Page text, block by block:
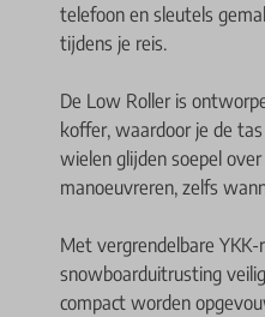
telefoon en sleutels
tijdens je reis.
De Low Roller is
koffer, waardoor je de
wielen glijden soepel
manoeuvreren, zelfs
Met vergrendelbare
snowboarduitrusting
compact worden